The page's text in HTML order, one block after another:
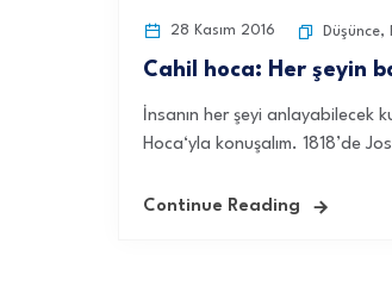
28 Kasım 2016 Düşünce,
Cahil hoca: Her şeyin
İnsanın her şeyi anlayabilecek
Hoca‘yla konuşalım. 1818’de
Continue Reading